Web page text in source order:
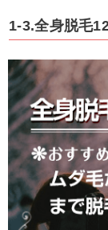
1-3.全身脱毛